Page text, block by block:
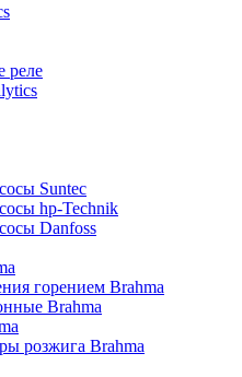
реле
Suntec
hp-Technik
Danfoss
горением Brahma
Brahma
розжига Brahma